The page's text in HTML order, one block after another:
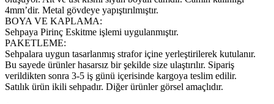
4mm’dir. Metal gövdeye yapıştırılmıştır.
BOYA VE KAPLAMA:
Sehpaya Pirinç Eskitme işlemi uygulanmıştır.
PAKETLEME:
Sehpalara uygun tasarlanmış strafor içine yerleştirilerek kutulanır.
Bu sayede ürünler hasarsız bir şekilde size ulaştırılır. Sipariş
verildikten sonra 3-5 iş günü içerisinde kargoya teslim edilir.
Satılık ürün ikili sehpadır. Diğer ürünler görsel amaçlıdır.